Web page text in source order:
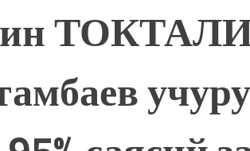
“КАРА КЕМПИР”: ҮМҮТТҮН
Кыргызстандагы эң ири музыкалуу
Фестиваль Symphony of Water &
тысяч гостей
Жыргалбек КАСАБОЛОТОВ:
тегерек столго атка минерлер дагы